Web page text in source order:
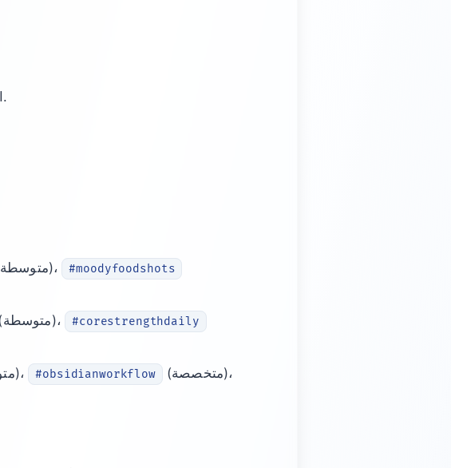
.
(متوسطة)، #moodyfoodshots
(متوسطة)، #corestrengthdaily
(متوسطة)، #obsidianworkflow
(متخصصة)،